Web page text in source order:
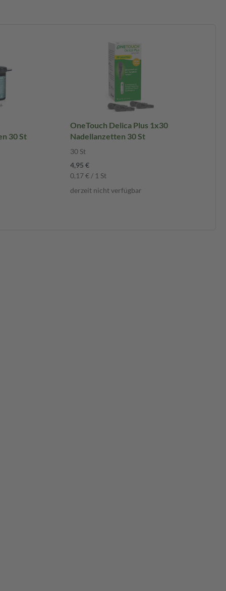
30 St
OneTouch Delica Plus 1x30
Nadellanzetten 30 St
30 St
4,95 €
0,17 € / 1 St
derzeit nicht verfügbar